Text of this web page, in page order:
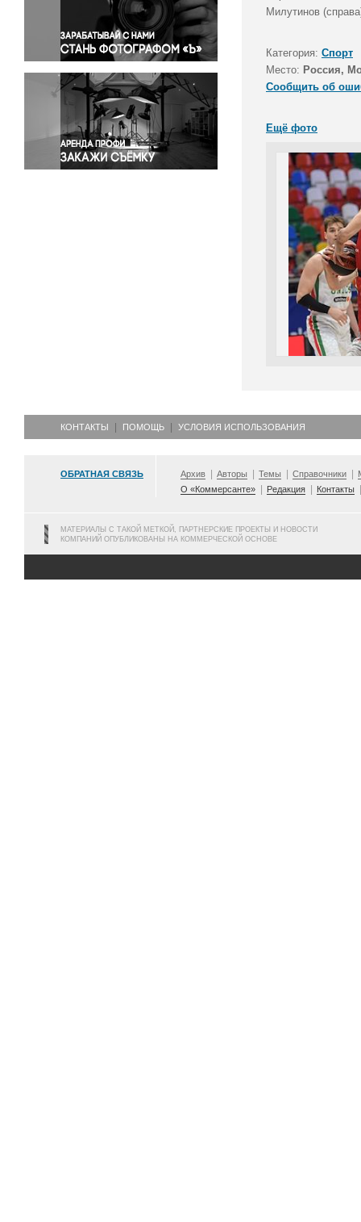
Правосудие
Происшествия и конфликты
Религия
Светская жизнь
Спорт
Экология
Экономика и бизнес
Милутинов
Категория: Спорт
Место: Россия,
Сообщить об
Ещё фото
КОНТАКТЫ ПОМОЩЬ УСЛОВИЯ ИСПОЛЬЗОВАНИЯ
ОБРАТНАЯ СВЯЗЬ Архив Авторы Темы Справочники
О «Коммерсанте»
Редакция Контакты
МАТЕРИАЛЫ С ТАКОЙ МЕТКОЙ, ПАРТНЕРСКИЕ ПРОЕКТЫ И НОВОСТИ
КОМПАНИЙ ОПУБЛИКОВАНЫ НА КОММЕРЧЕСКОЙ ОСНОВЕ